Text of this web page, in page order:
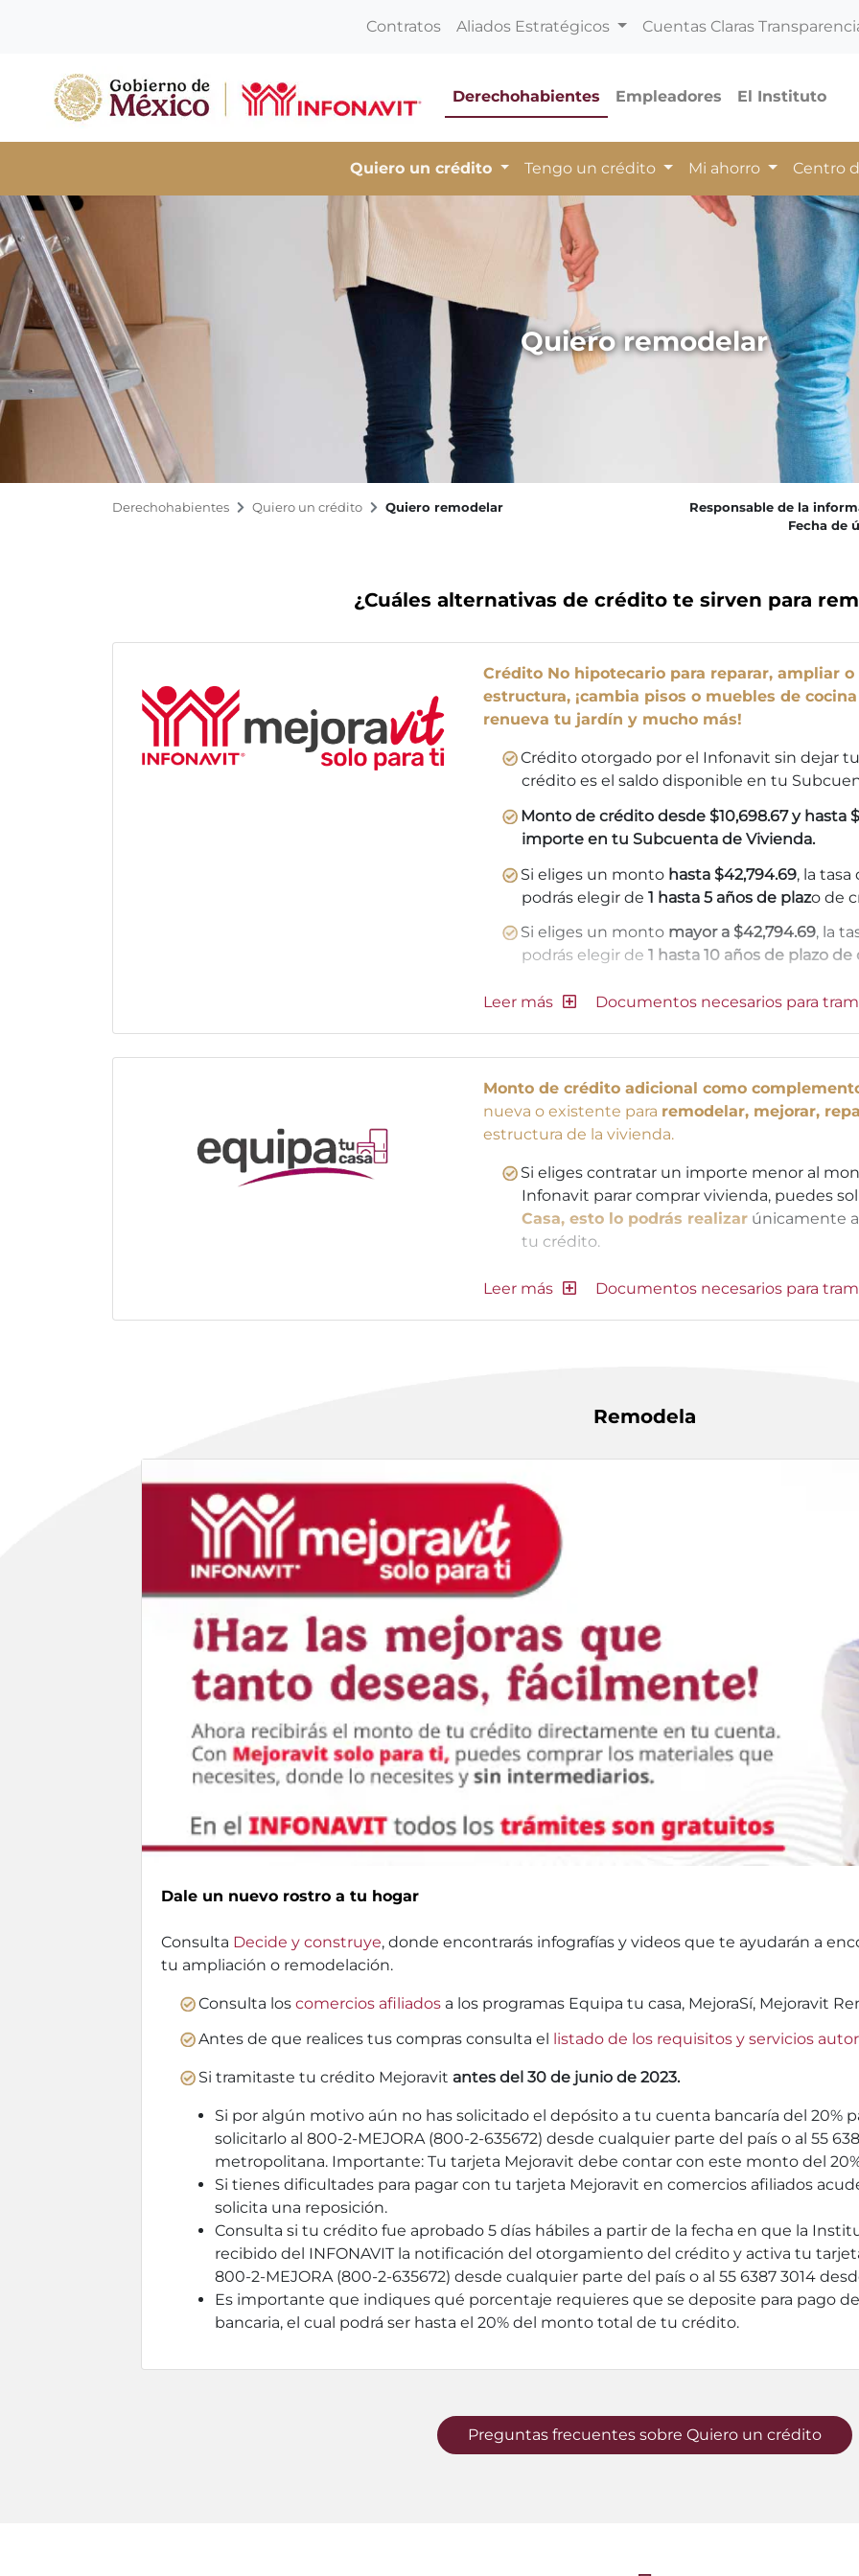
Contratos Aliados Estratégicos Cuentas Claras
Derechohabientes Empleadores El Instituto
Quiero un crédito Tengo un crédito Mi ahorro Centro
Quiero remodelar
Derechohabientes Quiero un crédito Quiero remodelar
Responsable de la
Fecha de
¿Cuáles alternativas de crédito te sirven para
Crédito No hipotecario para reparar, ampliar
estructura, ¡cambia pisos o muebles de
renueva tu jardín y mucho más!
Crédito otorgado por el Infonavit sin dejar
crédito es el saldo disponible en tu
Monto de crédito desde $10,698.67 y hasta
importe en tu Subcuenta de Vivienda.
Si eliges un monto hasta $42,794.69, la
podrás elegir de 1 hasta 5 años de plazo de
Si eliges un monto mayor a $42,794.69, la
podrás elegir de 1 hasta 10 años de plazo
Documentos necesarios para
Monto de crédito adicional como
nueva o existente para remodelar, mejorar,
estructura de la vivienda.
Si eliges contratar un importe menor al
Infonavit parar comprar vivienda, puedes
Casa, esto lo podrás realizar únicamente
tu crédito.
Documentos necesarios para
Remodela
Dale un nuevo rostro a tu hogar
Consulta Decide y construye, donde encontrarás infografías y videos que te ayudarán a
tu ampliación o remodelación.
Consulta los comercios afiliados a los programas Equipa tu casa, MejoraSí, Mejoravit
Antes de que realices tus compras consulta el listado de los requisitos y servicios
Si tramitaste tu crédito Mejoravit antes del 30 de junio de 2023.
Si por algún motivo aún no has solicitado el depósito a tu cuenta bancaría del 20%
solicitarlo al 800-2-MEJORA (800-2-635672) desde cualquier parte del país o al 55
metropolitana. Importante: Tu tarjeta Mejoravit debe contar con este monto del
Si tienes dificultades para pagar con tu tarjeta Mejoravit en comercios afiliados
solicita una reposición.
Consulta si tu crédito fue aprobado 5 días hábiles a partir de la fecha en que la
recibido del INFONAVIT la notificación del otorgamiento del crédito y activa tu
800-2-MEJORA (800-2-635672) desde cualquier parte del país o al 55 6387 3014
Es importante que indiques qué porcentaje requieres que se deposite para pago
bancaria, el cual podrá ser hasta el 20% del monto total de tu crédito.
Preguntas frecuentes sobre Quiero un crédito